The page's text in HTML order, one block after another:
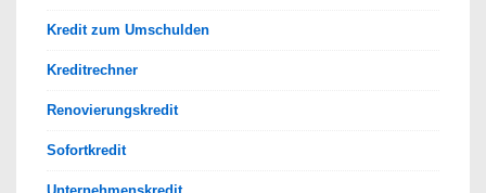
Kredit zum Umschulden
Kreditrechner
Renovierungskredit
Sofortkredit